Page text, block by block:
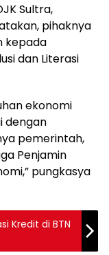
Sultra,
pihaknya
kepada
dan Literasi
ekonomi
dengan
pemerintah,
Penjamin
pungkasya
Kredit di BTN